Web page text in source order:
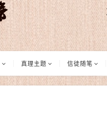
真理主题 信徒随笔